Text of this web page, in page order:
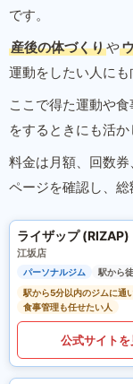
です。
産後の体づくりや
運動をしたい人にも
ここで得た運動や
をするときにも活か
料金は月額、回数
ページを確認し、総
ライザップ (RIZAP)
江坂店
パーソナルジム
駅から
駅から5分以内のジムに通
食事管理も任せたい人
公式サイトを